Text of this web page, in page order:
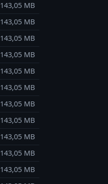
143,05 MB
143,05 MB
143,05 MB
143,05 MB
143,05 MB
143,05 MB
143,05 MB
143,05 MB
143,05 MB
143,05 MB
143,05 MB